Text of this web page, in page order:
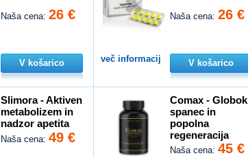
Naša cena:26 €
V košarico
Naša cena:26 €
več informacij V košarico
Slimora - Aktiven
metabolizem in
nadzor apetita
Naša cena:49 €
Comax - Globok
spanec in
popolna
regeneracija
Naša cena:45 €